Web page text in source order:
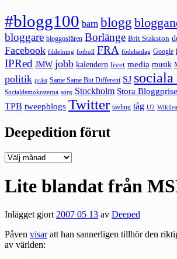
#blogg100 barn blogg
bloggare bloggosfären Borlänge Brit Stakston
Facebook fildelning fotboll FRA födelsedag Google
IPRed JMW jobb kalendern livet media musik
politik präst Same Same But Different SJ
Socialdemokraterna sorg Stockholm Stora
TPB tweepblogs Twitter tävling tåg U2
Deepedition förut
Deepedition
Lite blandat från
Inlägget gjort2007 05 13 av Deeped
Påven visaratt han sannerligen tillhör den
av världen: